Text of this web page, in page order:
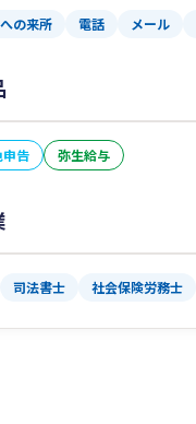
の来所 電話 メール
申告 弥生給与
司法書士 社会保険労務士